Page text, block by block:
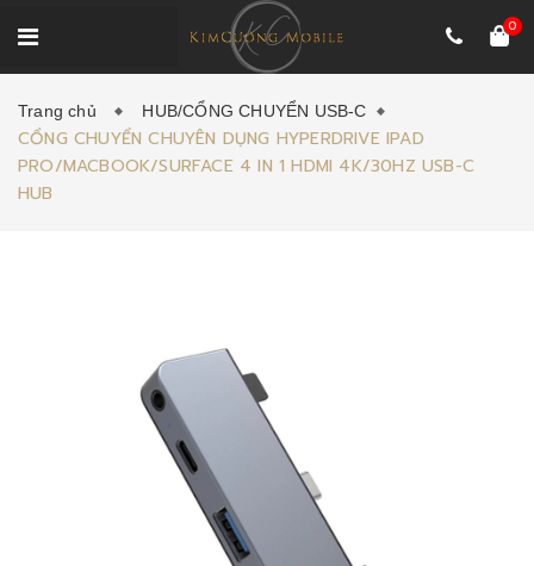
0
Trang chủ HUB/CỔNG CHUYỂN USB-C
CỔNG CHUYỂN CHUYÊN DỤNG HYPERDRIVE IPAD
PRO/MACBOOK/SURFACE 4 IN 1 HDMI 4K/30HZ USB-C
HUB